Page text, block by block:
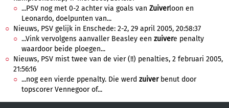
...PSV nog met 0-2 achter via goals van Zuiverloon en
Leonardo, doelpunten van...
Nieuws, PSV gelijk in Enschede: 2-2, 29 april 2005, 20:58:37
...Vink vervolgens aanvaller Beasley een zuivere penalty
waardoor beide ploegen...
Nieuws, PSV mist twee van de vier (!!) penalties, 2 februari 2005,
21:56:16
...nog een vierde ppenalty. Die werd zuiverbenut door
topscorer Vennegoor of...